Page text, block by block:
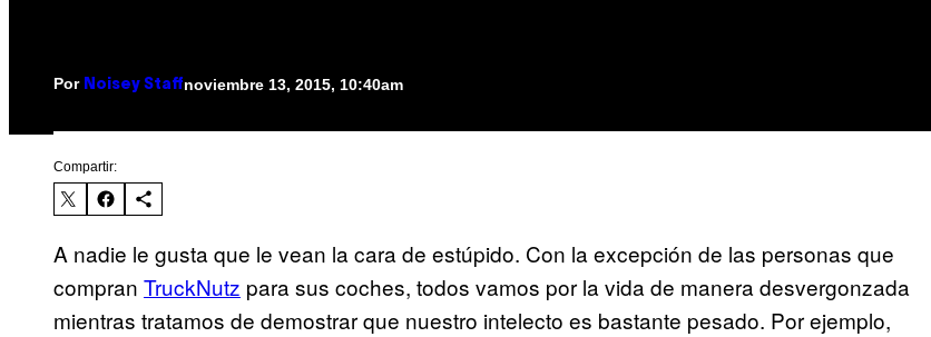
Por Noisey Staffnoviembre 13, 2015, 10:40am
Compartir:
A nadie le gusta que le vean la cara de estúpido. Con la excepción de las personas que
compran TruckNutz para sus coches, todos vamos por la vida de manera desvergonzada
mientras tratamos de demostrar que nuestro intelecto es bastante pesado. Por ejemplo,